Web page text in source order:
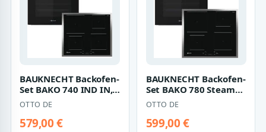
BAUKNECHT Backofen-
Set BAKO 740 IND IN,
mit 1-fach-
Teleskopauszug, Hyd…
OTTO DE
579,00 €
BAUKNECHT Backofen-
Set BAKO 780 Steam
IND IN, mit 1-fach-
Teleskopauszu…
OTTO DE
599,00 €